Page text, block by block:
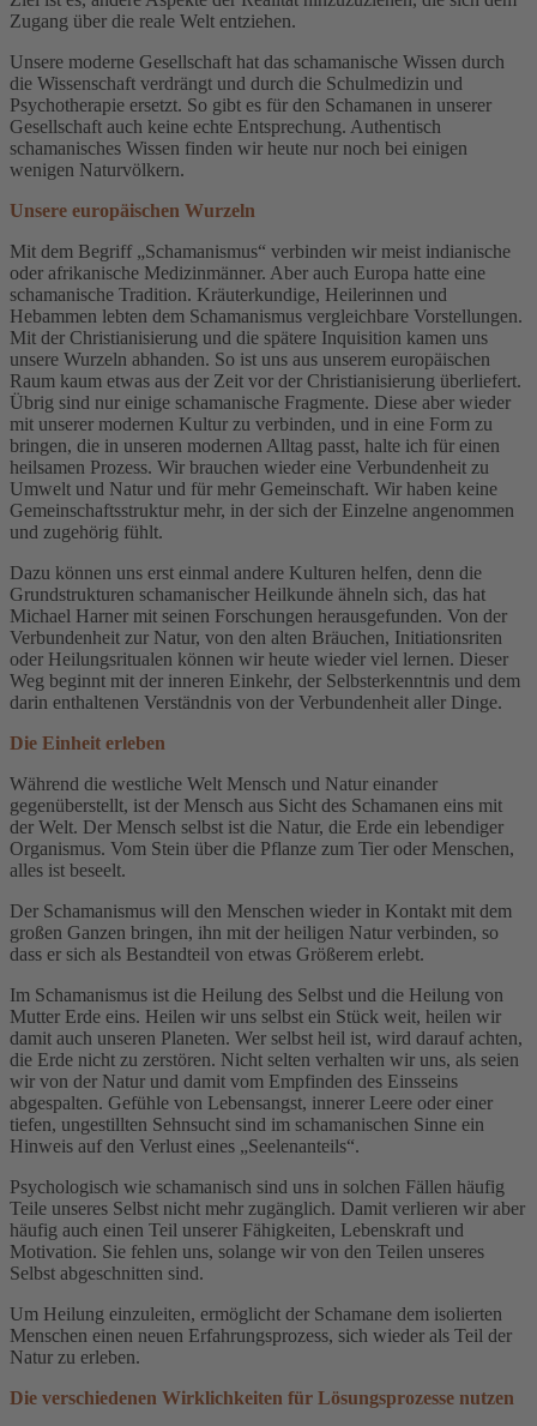
Zugang über die reale Welt entziehen.
Unsere moderne Gesellschaft hat das schamanische Wissen durch
die Wissenschaft verdrängt und durch die Schulmedizin und
Psychotherapie ersetzt. So gibt es für den Schamanen in unserer
Gesellschaft auch keine echte Entsprechung. Authentisch
schamanisches Wissen finden wir heute nur noch bei einigen
wenigen Naturvölkern.
Unsere europäischen Wurzeln
Mit dem Begriff „Schamanismus“ verbinden wir meist indianische
oder afrikanische Medizinmänner. Aber auch Europa hatte eine
schamanische Tradition. Kräuterkundige, Heilerinnen und
Hebammen lebten dem Schamanismus vergleichbare Vorstellungen.
Mit der Christianisierung und die spätere Inquisition kamen uns
unsere Wurzeln abhanden. So ist uns aus unserem europäischen
Raum kaum etwas aus der Zeit vor der Christianisierung überliefert.
Übrig sind nur einige schamanische Fragmente. Diese aber wieder
mit unserer modernen Kultur zu verbinden, und in eine Form zu
bringen, die in unseren modernen Alltag passt, halte ich für einen
heilsamen Prozess. Wir brauchen wieder eine Verbundenheit zu
Umwelt und Natur und für mehr Gemeinschaft. Wir haben keine
Gemeinschaftsstruktur mehr, in der sich der Einzelne angenommen
und zugehörig fühlt.
Dazu können uns erst einmal andere Kulturen helfen, denn die
Grundstrukturen schamanischer Heilkunde ähneln sich, das hat
Michael Harner mit seinen Forschungen herausgefunden. Von der
Verbundenheit zur Natur, von den alten Bräuchen, Initiationsriten
oder Heilungsritualen können wir heute wieder viel lernen. Dieser
Weg beginnt mit der inneren Einkehr, der Selbsterkenntnis und dem
darin enthaltenen Verständnis von der Verbundenheit aller Dinge.
Die Einheit erleben
Während die westliche Welt Mensch und Natur einander
gegenüberstellt, ist der Mensch aus Sicht des Schamanen eins mit
der Welt. Der Mensch selbst ist die Natur, die Erde ein lebendiger
Organismus. Vom Stein über die Pflanze zum Tier oder Menschen,
alles ist beseelt.
Der Schamanismus will den Menschen wieder in Kontakt mit dem
großen Ganzen bringen, ihn mit der heiligen Natur verbinden, so
dass er sich als Bestandteil von etwas Größerem erlebt.
Im Schamanismus ist die Heilung des Selbst und die Heilung von
Mutter Erde eins. Heilen wir uns selbst ein Stück weit, heilen wir
damit auch unseren Planeten. Wer selbst heil ist, wird darauf achten,
die Erde nicht zu zerstören. Nicht selten verhalten wir uns, als seien
wir von der Natur und damit vom Empfinden des Einsseins
abgespalten. Gefühle von Lebensangst, innerer Leere oder einer
tiefen, ungestillten Sehnsucht sind im schamanischen Sinne ein
Hinweis auf den Verlust eines „Seelenanteils“.
Psychologisch wie schamanisch sind uns in solchen Fällen häufig
Teile unseres Selbst nicht mehr zugänglich. Damit verlieren wir aber
häufig auch einen Teil unserer Fähigkeiten, Lebenskraft und
Motivation. Sie fehlen uns, solange wir von den Teilen unseres
Selbst abgeschnitten sind.
Um Heilung einzuleiten, ermöglicht der Schamane dem isolierten
Menschen einen neuen Erfahrungsprozess, sich wieder als Teil der
Natur zu erleben.
Die verschiedenen Wirklichkeiten für Lösungsprozesse nutzen